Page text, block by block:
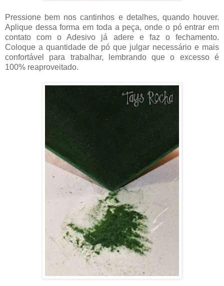
Pressione bem nos cantinhos e detalhes, quando houver.
Aplique dessa forma em toda a peça, onde o pó entrar em
contato com o Adesivo já adere e faz o fechamento.
Coloque a quantidade de pó que julgar necessário e mais
confortável para trabalhar, lembrando que o excesso é
100% reaproveitado.